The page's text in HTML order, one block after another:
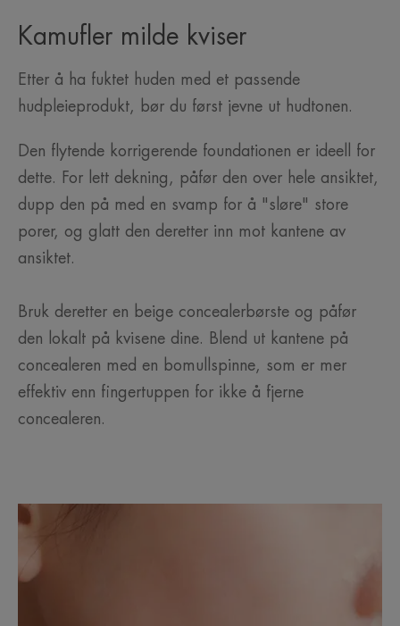
Kamufler milde kviser
Etter å ha fuktet huden med et passende
hudpleieprodukt, bør du først jevne ut hudtonen.
Den flytende korrigerende foundationen er ideell for
dette. For lett dekning, påfør den over hele ansiktet,
dupp den på med en svamp for å "sløre" store
porer, og glatt den deretter inn mot kantene av
ansiktet.
Bruk deretter en beige concealerbørste og påfør
den lokalt på kvisene dine. Blend ut kantene på
concealeren med en bomullspinne, som er mer
effektiv enn fingertuppen for ikke å fjerne
concealeren.